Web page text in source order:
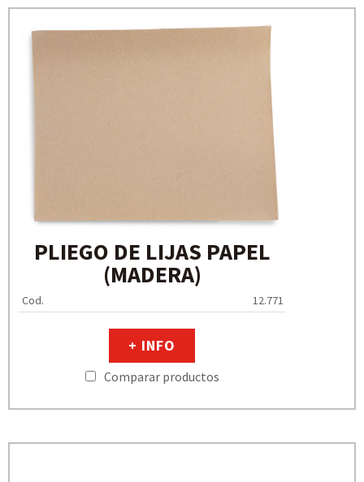
PLIEGO DE LIJAS PAPEL
(MADERA)
Cod. 12.771
+ INFO
Comparar productos